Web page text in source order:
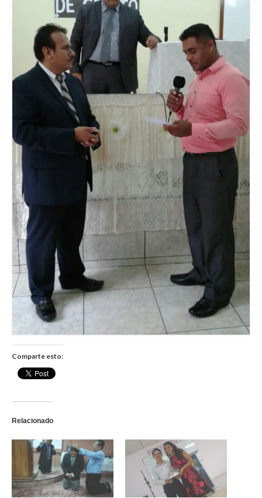
Comparte esto:
Relacionado